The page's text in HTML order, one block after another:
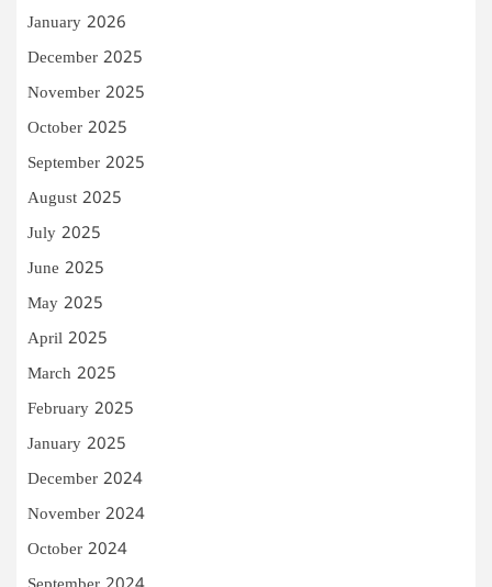
January 2026
December 2025
November 2025
October 2025
September 2025
August 2025
July 2025
June 2025
May 2025
April 2025
March 2025
February 2025
January 2025
December 2024
November 2024
October 2024